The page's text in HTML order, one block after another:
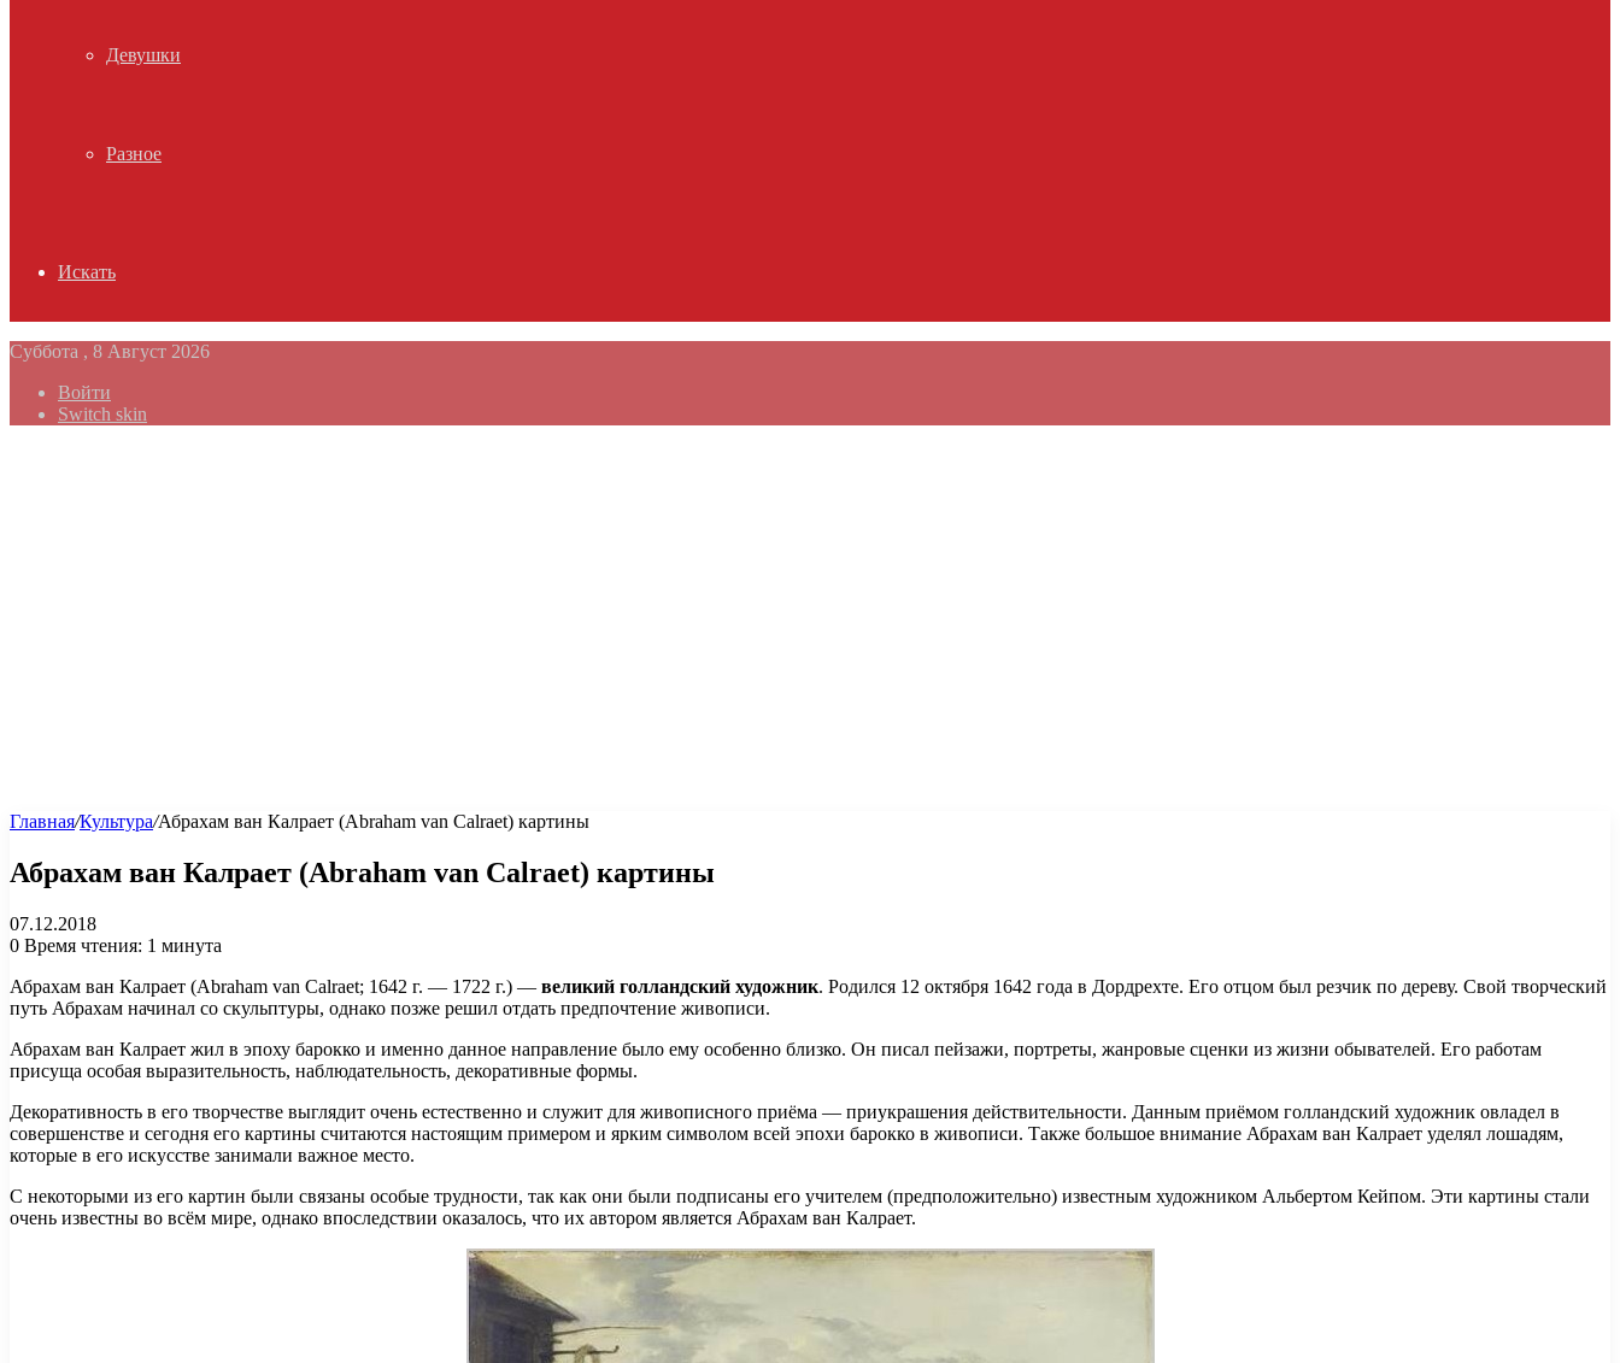
Девушки
Разное
Искать
Суббота , 8 Август 2026
Войти
Switch skin
Главная/Культура/Абрахам ван Калрает (Abraham van Calraet) картины
Абрахам ван Калрает (Abraham van Calraet) картины
07.12.2018
0 Время чтения: 1 минута
Абрахам ван Калрает (Abraham van Calraet; 1642 г. — 1722 г.) — великий голландский художник. Родился 12 октября 1642 года в Дордрехте. Его отцом был резчик по дереву. Свой творческий
путь Абрахам начинал со скульптуры, однако позже решил отдать предпочтение живописи.
Абрахам ван Калрает жил в эпоху барокко и именно данное направление было ему особенно близко. Он писал пейзажи, портреты, жанровые сценки из жизни обывателей. Его работам
присуща особая выразительность, наблюдательность, декоративные формы.
Декоративность в его творчестве выглядит очень естественно и служит для живописного приёма — приукрашения действительности. Данным приёмом голландский художник овладел в
совершенстве и сегодня его картины считаются настоящим примером и ярким символом всей эпохи барокко в живописи. Также большое внимание Абрахам ван Калрает уделял лошадям,
которые в его искусстве занимали важное место.
С некоторыми из его картин были связаны особые трудности, так как они были подписаны его учителем (предположительно) известным художником Альбертом Кейпом. Эти картины стали
очень известны во всём мире, однако впоследствии оказалось, что их автором является Абрахам ван Калрает.